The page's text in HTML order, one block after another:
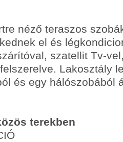
néző teraszos
el és
szatellit Tv-
Lakosztály
és egy hálószobából
terekben